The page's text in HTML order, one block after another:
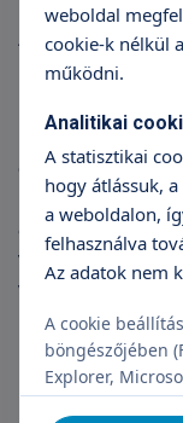
fertőzés,
beavatkozások,
ingadozását,
eredménye
prosztatarákot,
annak
vizsgálatokra
vizsgálat,
Mire
weboldal
cookie-k nélkül
működni.
Analitikai
A statisztikai
hogy átlássuk,
a weboldalon,
felhasználva
Az adatok nem
A cookie
böngészőjében
Explorer,